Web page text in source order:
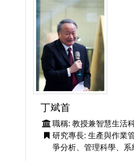
丁斌首
職稱: 教授兼智慧生活
研究專長: 生產與作業
爭分析、管理科學、系